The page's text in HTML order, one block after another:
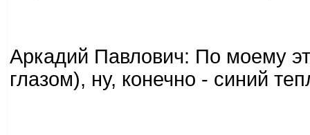
Аркадий Павлович: По моему
глазом), ну, конечно - синий